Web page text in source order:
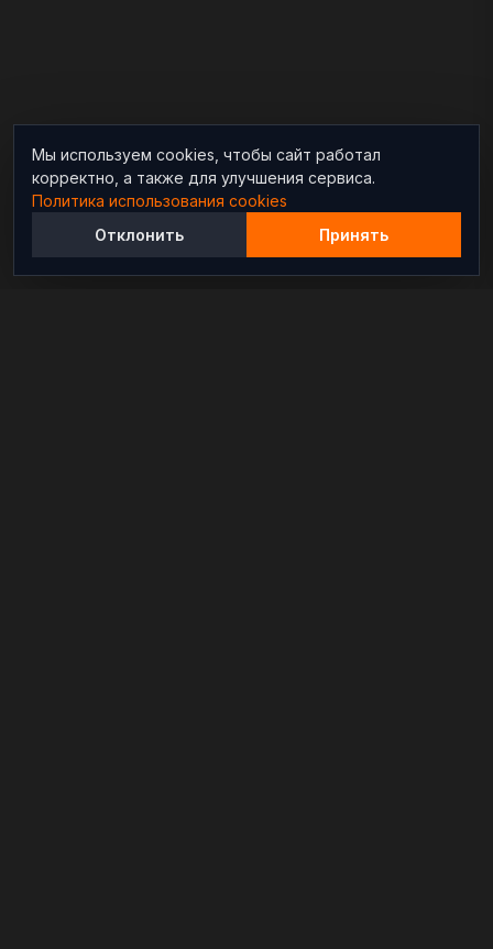
Мы используем cookies, чтобы сайт работал
корректно, а также для улучшения сервиса.
Политика использования cookies
Отклонить
Принять